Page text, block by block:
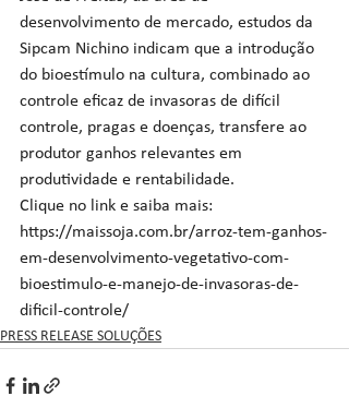
desenvolvimento de mercado, estudos da
Sipcam Nichino indicam que a introdução
do bioestímulo na cultura, combinado ao
controle eficaz de invasoras de difícil
controle, pragas e doenças, transfere ao
produtor ganhos relevantes em
produtividade e rentabilidade.
Clique no link e saiba mais:
https://maissoja.com.br/arroz-tem-ganhos-
em-desenvolvimento-vegetativo-com-
bioestimulo-e-manejo-de-invasoras-de-
dificil-controle/
PRESS RELEASE SOLUÇÕES